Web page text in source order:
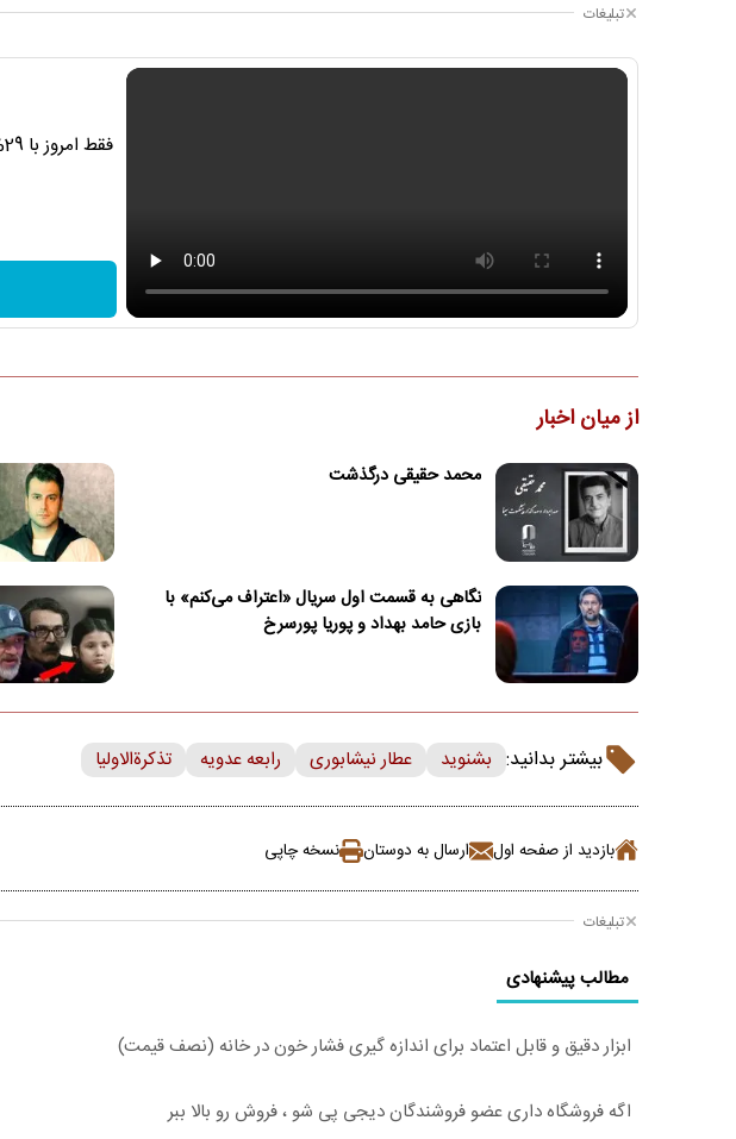
تبلیغات
از میان اخبار
محمد حقیقی درگذشت
نگاهی به قسمت اول سریال «اعتراف می‌کنم» با
بازی حامد بهداد و پوریا پورسرخ
بیشتر بدانید: بشنوید عطار نیشابوری رابعه عدویه تذکرة‌الاولیا
بازدید از صفحه اول ارسال به دوستان نسخه چاپی
تبلیغات
مطالب پیشنهادی
ابزار دقیق و قابل اعتماد برای اندازه گیری فشار خون در خانه (نصف قیمت)
اگه فروشگاه داری عضو فروشندگان دیجی پی شو ، فروش رو بالا ببر